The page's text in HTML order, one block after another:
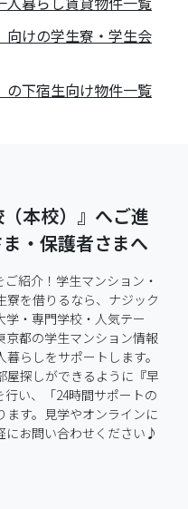
向けの学生寮・学生会
の下宿生向け物件一覧
（本校）』へご進
・保護者さまへ
紹介！学生マンション・
寮を借りるなら、ナジック
・専門学校・人気テー
京都の学生マンション情報
らしをサポートします。
屋探しができるように『早
い、「24時間サポートの
ます。見学やオンラインに
にお問い合わせください♪